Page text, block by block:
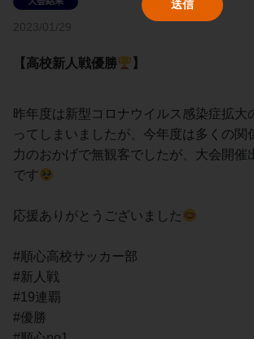
2023/01/29
【高校新人戦優勝 】
昨年度は新型コロナウイルス感染症拡大
ってしまいましたが、今年度は多くの関
力のおかげで無観客でしたが、大会開催
です
応援ありがとうございました
#順心高校サッカー部
#新人戦
#19連覇
#優勝